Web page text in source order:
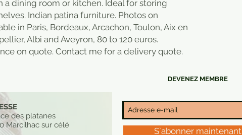
a dining room or kitchen. Ideal for storing
Indian patina furniture. Photos on
in Paris, Bordeaux, Arcachon, Toulon, Aix en
Albi and Aveyron, 80 to 120 euros.
on quote. Contact me for a delivery quote.
DEVENEZ MEMBRE
des platanes
Marcilhac sur célé
S`abonner maintenant